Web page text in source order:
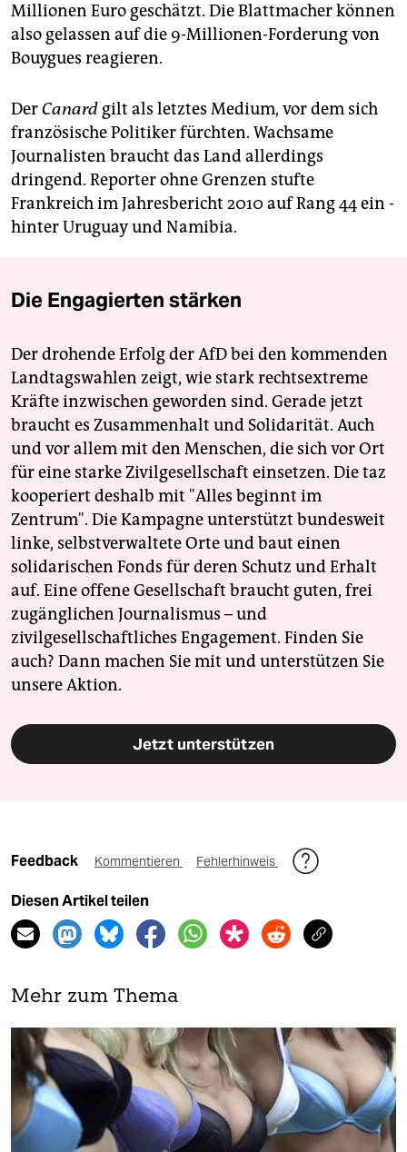
Millionen Euro geschätzt. Die Blattmacher können
also gelassen auf die 9-Millionen-Forderung von
Bouygues reagieren.
DerCanard gilt als letztes Medium, vor dem sich
französische Politiker fürchten. Wachsame
Journalisten braucht das Land allerdings
dringend. Reporter ohne Grenzen stufte
Frankreich im Jahresbericht 2010 auf Rang 44 ein -
hinter Uruguay und Namibia.
Die Engagierten stärken
Der drohende Erfolg der AfD bei den kommenden
Landtagswahlen zeigt, wie stark rechtsextreme
Kräfte inzwischen geworden sind. Gerade jetzt
braucht es Zusammenhalt und Solidarität. Auch
und vor allem mit den Menschen, die sich vor Ort
für eine starke Zivilgesellschaft einsetzen. Die taz
kooperiert deshalb mit "Alles beginnt im
Zentrum". Die Kampagne unterstützt bundesweit
linke, selbstverwaltete Orte und baut einen
solidarischen Fonds für deren Schutz und Erhalt
auf. Eine offene Gesellschaft braucht guten, frei
zugänglichen Journalismus – und
zivilgesellschaftliches Engagement. Finden Sie
auch? Dann machen Sie mit und unterstützen Sie
unsere Aktion.
Jetzt unterstützen
Feedback Kommentieren Fehlerhinweis
Diesen Artikel teilen
Mehr zum Thema